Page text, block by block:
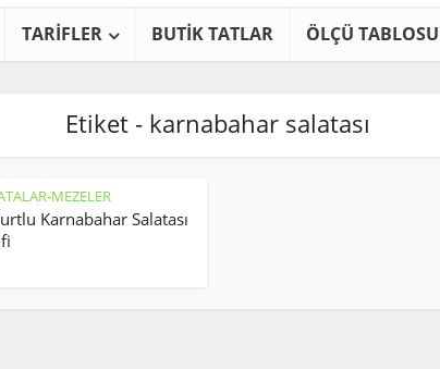
TARİFLER BUTİK TATLAR ÖLÇÜ TABLOSU
Etiket - karnabahar salatası
MEZELER
Karnabahar Salatası